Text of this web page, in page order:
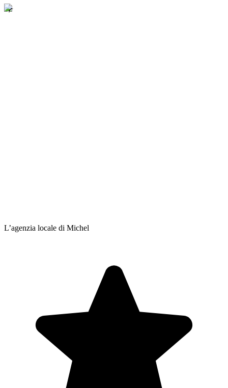
L’agenzia locale di Michel